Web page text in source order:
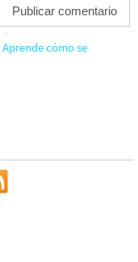
Aprende cómo se